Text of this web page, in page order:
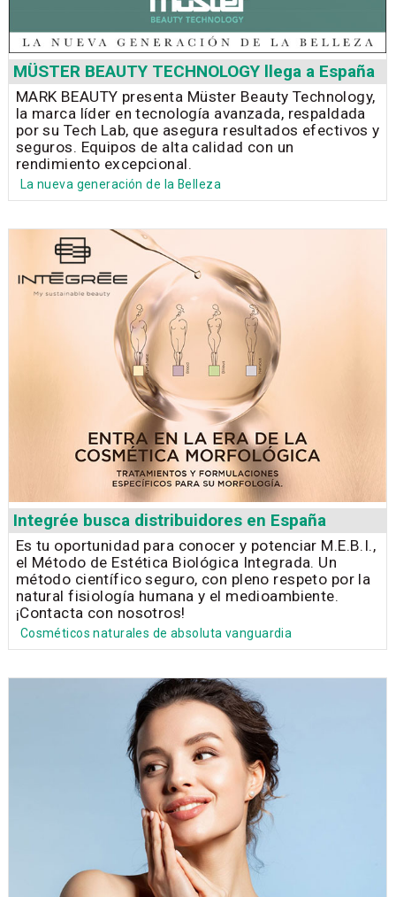
MÜSTER BEAUTY TECHNOLOGY llega a España
MARK BEAUTY presenta Müster Beauty Technology,
la marca líder en tecnología avanzada, respaldada
por su Tech Lab, que asegura resultados efectivos y
seguros. Equipos de alta calidad con un
rendimiento excepcional.
La nueva generación de la Belleza
Integrée busca distribuidores en España
Es tu oportunidad para conocer y potenciar M.E.B.I.,
el Método de Estética Biológica Integrada. Un
método científico seguro, con pleno respeto por la
natural fisiología humana y el medioambiente.
¡Contacta con nosotros!
Cosméticos naturales de absoluta vanguardia